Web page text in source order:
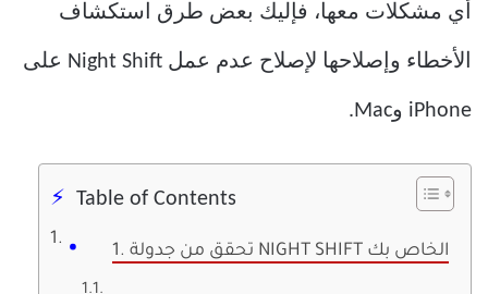
أي مشكلات معها، فإليك بعض طرق استكشاف
الأخطاء وإصلاحها لإصلاح عدم عمل Night Shift على
iPhone وMac.
Table of Contents
1. تحقق من جدولة NIGHT SHIFT الخاص بك